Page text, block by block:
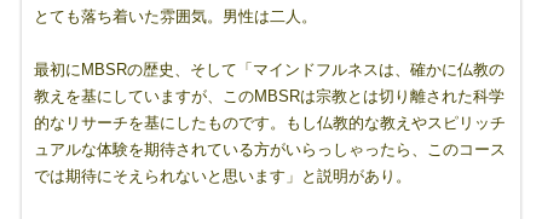
とても落ち着いた雰囲気。男性は二人。
最初にMBSRの歴史、そして「マインドフルネスは、確かに仏教の
教えを基にしていますが、このMBSRは宗教とは切り離された科学
的なリサーチを基にしたものです。もし仏教的な教えやスピリッチ
ュアルな体験を期待されている方がいらっしゃったら、このコース
では期待にそえられないと思います」と説明があり。